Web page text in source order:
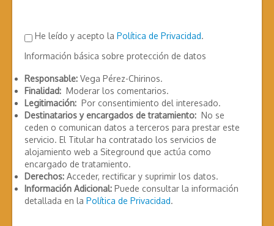
He leído y acepto la Política de Privacidad.
Información básica sobre protección de datos
Responsable: Vega Pérez-Chirinos.
Finalidad: Moderar los comentarios.
Legitimación: Por consentimiento del interesado.
Destinatarios y encargados de tratamiento: No se
ceden o comunican datos a terceros para prestar este
servicio. El Titular ha contratado los servicios de
alojamiento web a Siteground que actúa como
encargado de tratamiento.
Derechos: Acceder, rectificar y suprimir los datos.
Información Adicional: Puede consultar la información
detallada en la Política de Privacidad.